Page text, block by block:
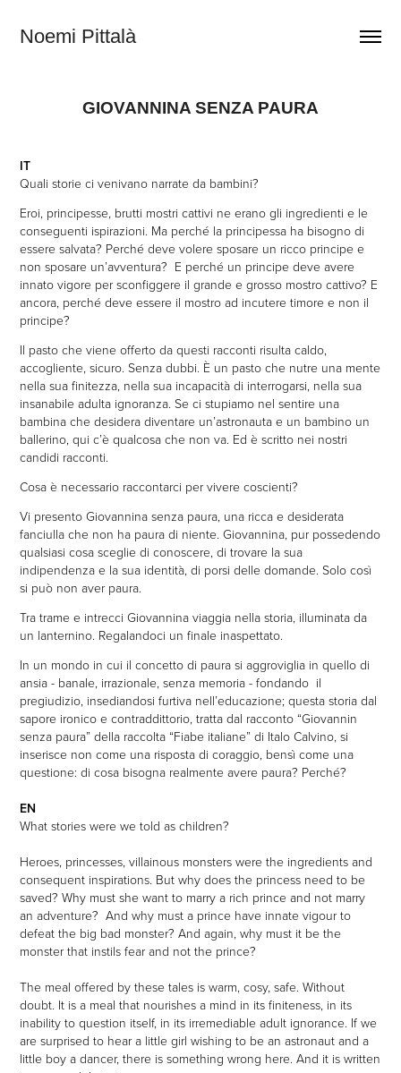
Noemi Pittalà
GIOVANNINA SENZA PAURA
IT
Quali storie ci venivano narrate da bambini?
Eroi, principesse, brutti mostri cattivi ne erano gli ingredienti e le
conseguenti ispirazioni. Ma perché la principessa ha bisogno di
essere salvata? Perché deve volere sposare un ricco principe e
non sposare un’avventura? E perché un principe deve avere
innato vigore per sconfiggere il grande e grosso mostro cattivo? E
ancora, perché deve essere il mostro ad incutere timore e non il
principe?
Il pasto che viene offerto da questi racconti risulta caldo,
accogliente, sicuro. Senza dubbi. È un pasto che nutre una mente
nella sua finitezza, nella sua incapacità di interrogarsi, nella sua
insanabile adulta ignoranza. Se ci stupiamo nel sentire una
bambina che desidera diventare un’astronauta e un bambino un
ballerino, qui c’è qualcosa che non va. Ed è scritto nei nostri
candidi racconti.
Cosa è necessario raccontarci per vivere coscienti?
Vi presento Giovannina senza paura, una ricca e desiderata
fanciulla che non ha paura di niente. Giovannina, pur possedendo
qualsiasi cosa sceglie di conoscere, di trovare la sua
indipendenza e la sua identità, di porsi delle domande. Solo così
si può non aver paura.
Tra trame e intrecci Giovannina viaggia nella storia, illuminata da
un lanternino. Regalandoci un finale inaspettato.
In un mondo in cui il concetto di paura si aggroviglia in quello di
ansia - banale, irrazionale, senza memoria - fondando il
pregiudizio, insediandosi furtiva nell’educazione; questa storia dal
sapore ironico e contraddittorio, tratta dal racconto “Giovannin
senza paura” della raccolta “Fiabe italiane” di Italo Calvino, si
inserisce non come una risposta di coraggio, bensì come una
questione: di cosa bisogna realmente avere paura? Perché?
EN
What stories were we told as children?
Heroes, princesses, villainous monsters were the ingredients and
consequent inspirations. But why does the princess need to be
saved? Why must she want to marry a rich prince and not marry
an adventure? And why must a prince have innate vigour to
defeat the big bad monster? And again, why must it be the
monster that instils fear and not the prince?
The meal offered by these tales is warm, cosy, safe. Without
doubt. It is a meal that nourishes a mind in its finiteness, in its
inability to question itself, in its irremediable adult ignorance. If we
are surprised to hear a little girl wishing to be an astronaut and a
little boy a dancer, there is something wrong here. And it is written